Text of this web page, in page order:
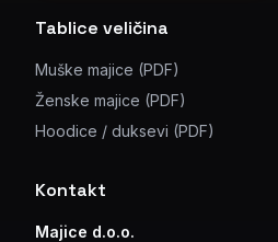
Tablice veličina
Muške majice (PDF)
Ženske majice (PDF)
Hoodice / duksevi (PDF)
Kontakt
Majice d.o.o.